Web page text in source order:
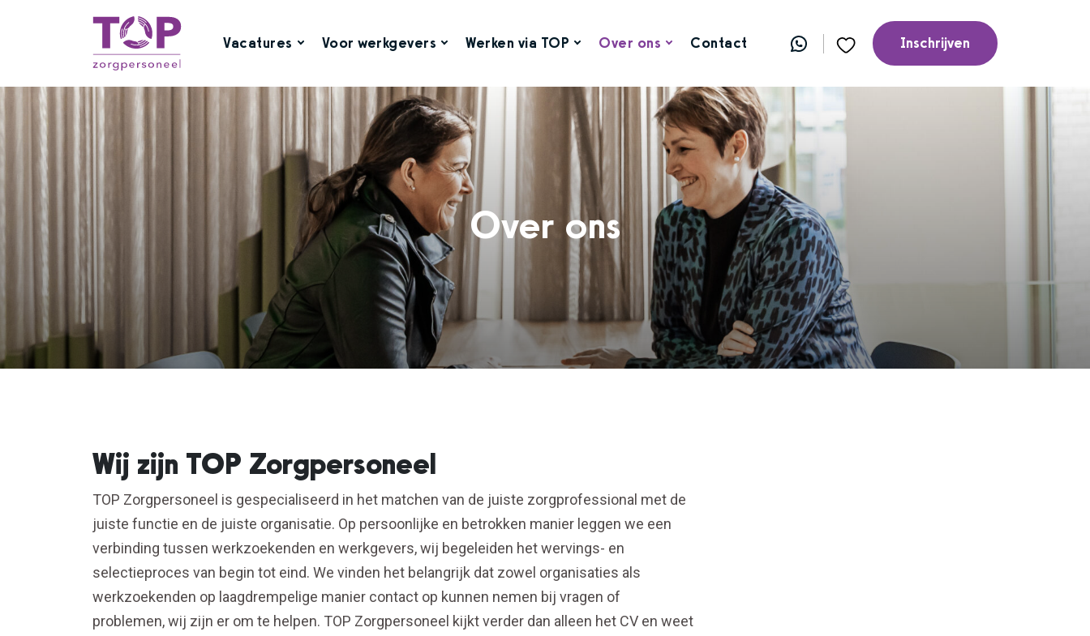
Vacatures Voor werkgevers Werken via TOP Over ons Contact Inschrijven
Over ons
Wij zijn TOP Zorgpersoneel
TOP Zorgpersoneel is gespecialiseerd in het matchen van de juiste zorgprofessional met de
juiste functie en de juiste organisatie. Op persoonlijke en betrokken manier leggen we een
verbinding tussen werkzoekenden en werkgevers, wij begeleiden het wervings- en
selectieproces van begin tot eind. We vinden het belangrijk dat zowel organisaties als
werkzoekenden op laagdrempelige manier contact op kunnen nemen bij vragen of
problemen, wij zijn er om te helpen. TOP Zorgpersoneel kijkt verder dan alleen het CV en weet